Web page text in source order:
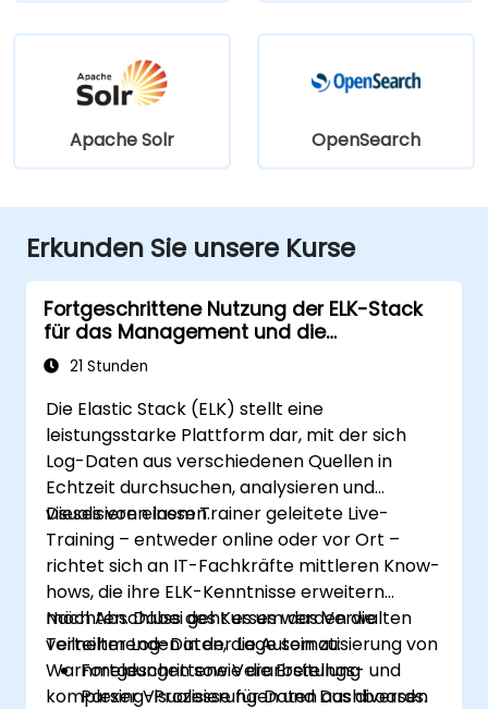
Apache Solr OpenSearch
Erkunden Sie unsere Kurse
Fortgeschrittene Nutzung der ELK-Stack
für das Management und die
Zentralisierung von Log-Daten
21 Stunden
Die Elastic Stack (ELK) stellt eine
leistungsstarke Plattform dar, mit der sich
Log-Daten aus verschiedenen Quellen in
Echtzeit durchsuchen, analysieren und
visualisieren lassen.
Dieses von einem Trainer geleitete Live-
Training – entweder online oder vor Ort –
richtet sich an IT-Fachkräfte mittleren Know-
hows, die ihre ELK-Kenntnisse erweitern
möchten. Dabei geht es um das Verwalten
verteilter Log-Daten, die Automatisierung von
Warnmeldungen sowie die Erstellung
komplexer Visualisierungen und Dashboards.
Nach Abschluss des Kurses werden die
Teilnehmenden in der Lage sein zu:
Fortgeschrittene Verarbeitungs- und
Parsing-Prozesse für Daten aus diversen